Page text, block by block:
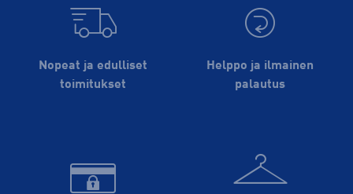
Nopeat ja edulliset
toimitukset
Helppo ja ilmainen
palautus